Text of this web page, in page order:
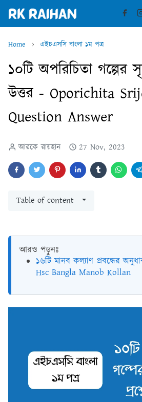
Home এইচএসসি বাংলা ১ম পত্র
১০টি অপরিচিতা গল্পের
উত্তর - Oporichita
Question Answer
আরকে রায়হান 27 Nov, 2023
Table of content
আরও পড়ুনঃ
১৬টি মানব কল্যাণ প্রবন্ধের
Hsc Bangla Manob Kollan